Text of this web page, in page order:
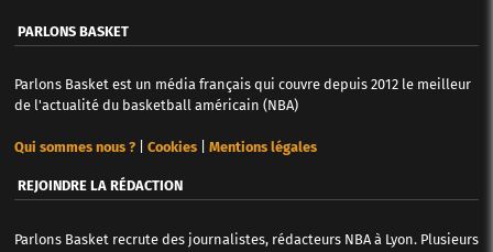
PARLONS BASKET
Parlons Basket est un média français qui couvre depuis 2012 le meilleur
de l'actualité du basketball américain (NBA)
Qui sommes nous ?| Cookies| Mentions légales
REJOINDRE LA RÉDACTION
Parlons Basket recrute des journalistes, rédacteurs NBA à Lyon. Plusieurs